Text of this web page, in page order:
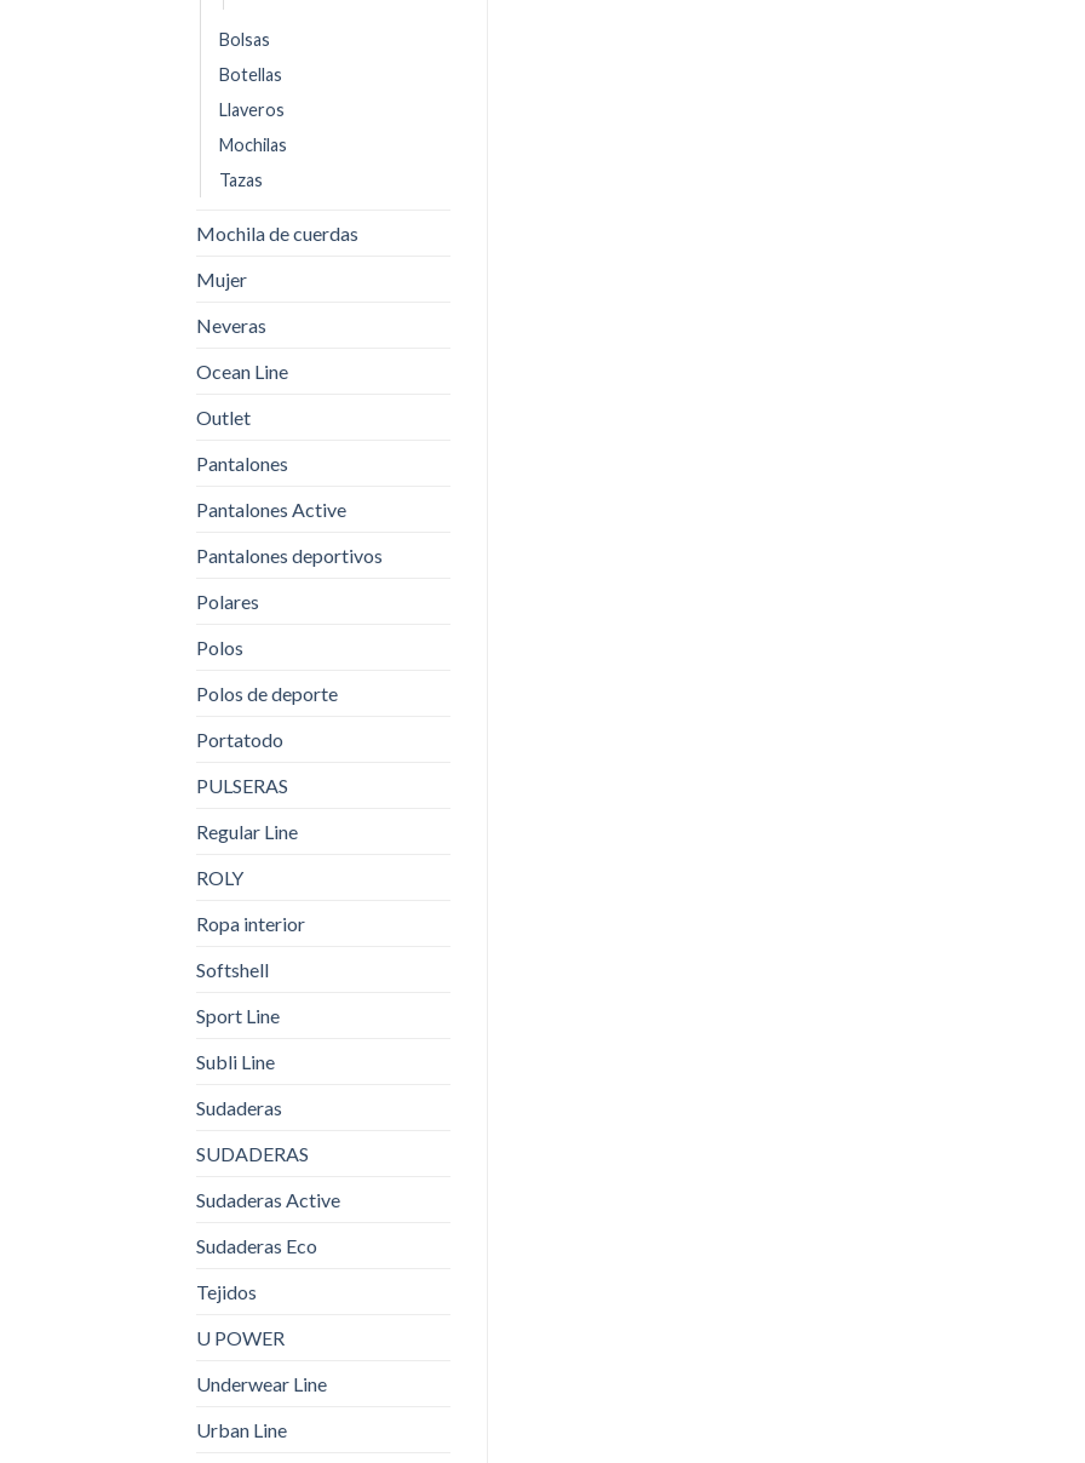
Bolsas
Botellas
Llaveros
Mochilas
Tazas
Mochila de cuerdas
Mujer
Neveras
Ocean Line
Outlet
Pantalones
Pantalones Active
Pantalones deportivos
Polares
Polos
Polos de deporte
Portatodo
PULSERAS
Regular Line
ROLY
Ropa interior
Softshell
Sport Line
Subli Line
Sudaderas
SUDADERAS
Sudaderas Active
Sudaderas Eco
Tejidos
U POWER
Underwear Line
Urban Line